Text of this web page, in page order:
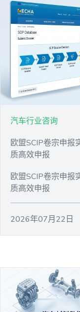
汽车行业咨询
欧盟SCIP卷宗申报
质高效申报
欧盟SCIP卷宗申报
质高效申报
2026年07月22日